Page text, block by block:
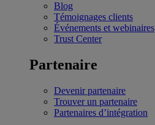
Blog
Témoignages clients
Événements et webinaires
Trust Center
Partenaire
Devenir partenaire
Trouver un partenaire
Partenaires d’intégration